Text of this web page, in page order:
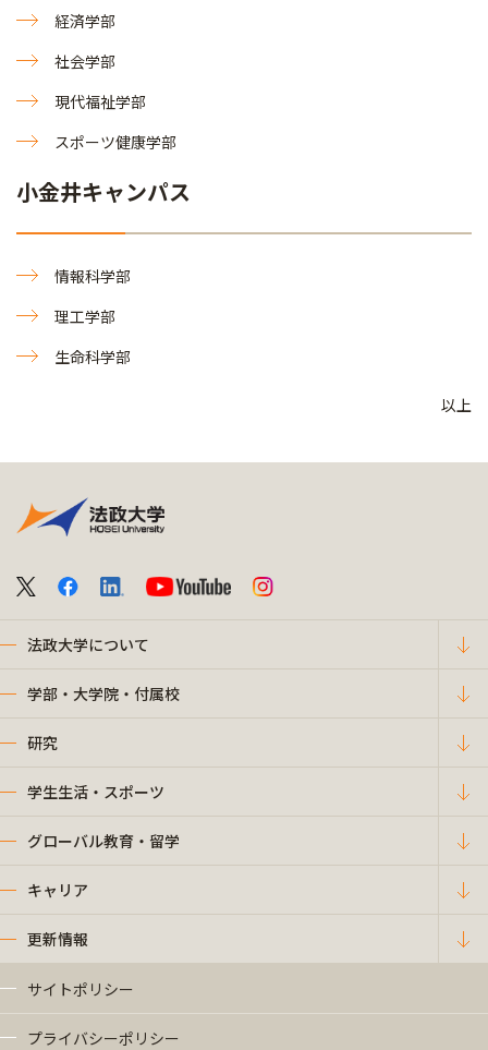
経済学部
社会学部
現代福祉学部
スポーツ健康学部
小金井キャンパス
情報科学部
理工学部
生命科学部
以上
法政大学について
学部・大学院・付属校
研究
学生生活・スポーツ
グローバル教育・留学
キャリア
更新情報
サイトポリシー
プライバシーポリシー